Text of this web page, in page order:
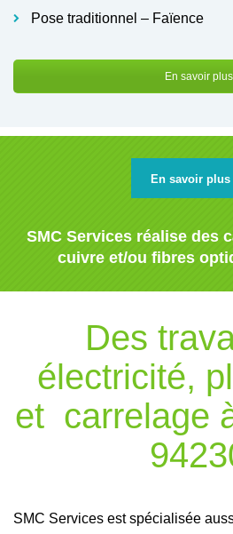
Pose traditionnel – Faïence
En savoir plus
En savoir plus
SMC Services réalise des
cuivre et/ou fibres
Des
électricité,
et carrelage
SMC Services est spécialisée